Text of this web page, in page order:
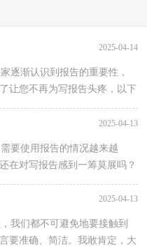
2025-04-14
逐渐认识到报告的重要性，
让您不再为写报告头疼，以下
供大家参考借鉴...
2025-04-13
要使用报告的情况越来越
在对写报告感到一筹莫展吗？
2025-04-13
我们都不可避免地要接触到
要准确、简洁。我敢肯定，大